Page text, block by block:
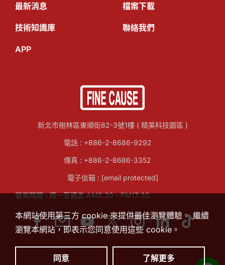
最新消息 檔案下載
技術知識庫 聯絡我們
APP
新北市樹林區東順街82-3號1樓 ( 精美科技園區 )
電話 : +886-2-8686-9292
傳真 : +886-2-8686-3352
電子信箱 : [email protected]
營業時間 : 週一至週五 AM8:30 - PM17:30
本網站使用第三方 cookie 來提供最佳瀏覽體驗。 繼續
瀏覽本網站，即表示您同意使用這些 cookie。
同意 了解更多